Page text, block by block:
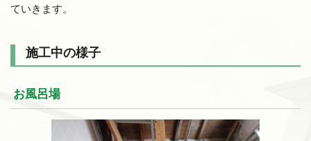
ていきます。
施工中の様子
お風呂場